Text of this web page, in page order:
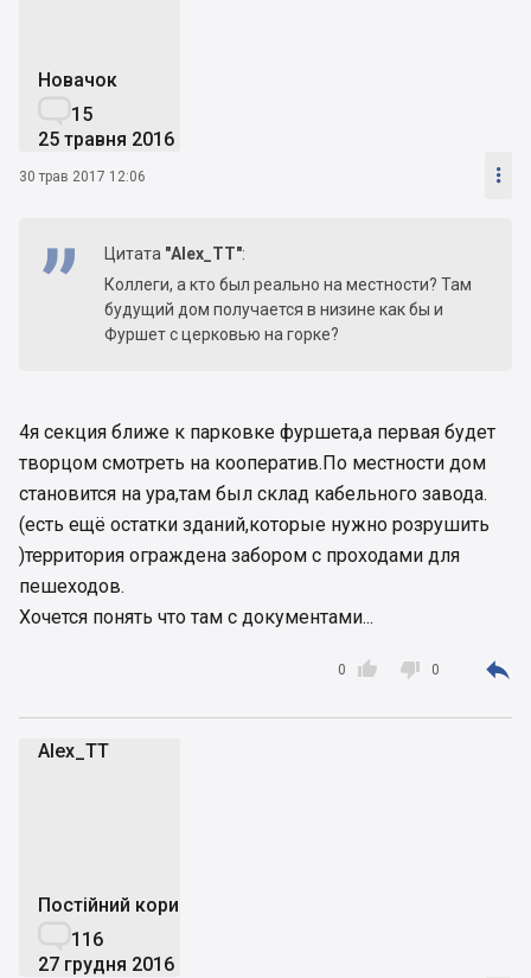
Новачок
15
25 травня 2016
30 трав 2017 12:06 
Цитата "Alex_TT":
Коллеги, а кто был реально на местности? Там
будущий дом получается в низине как бы и
Фуршет с церковью на горке?
4я секция ближе к парковке фуршета,а первая будет
творцом смотреть на кооператив.По местности дом
становится на ура,там был склад кабельного завода.
(есть ещё остатки зданий,которые нужно розрушить
)территория ограждена забором с проходами для
пешеходов.
Хочется понять что там с документами...

0  0 
Alex_TT
Постійний користувач
116
27 грудня 2016